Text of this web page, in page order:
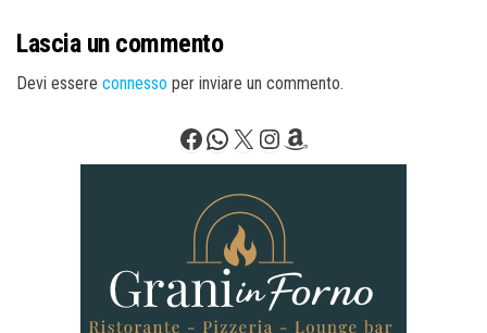
Lascia un commento
Devi essere connesso per inviare un commento.
Facebook
WhatsApp
X Instagram
Amazon